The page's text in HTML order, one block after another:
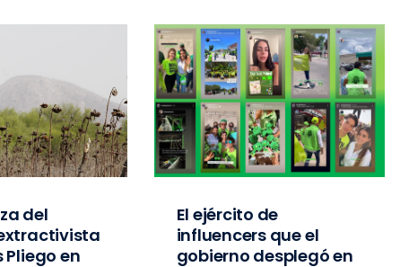
del
Pliego en
El ejército de
influencers que el
gobierno desplegó en